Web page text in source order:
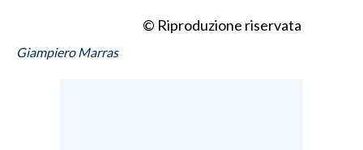
© Riproduzione riservata
Giampiero Marras